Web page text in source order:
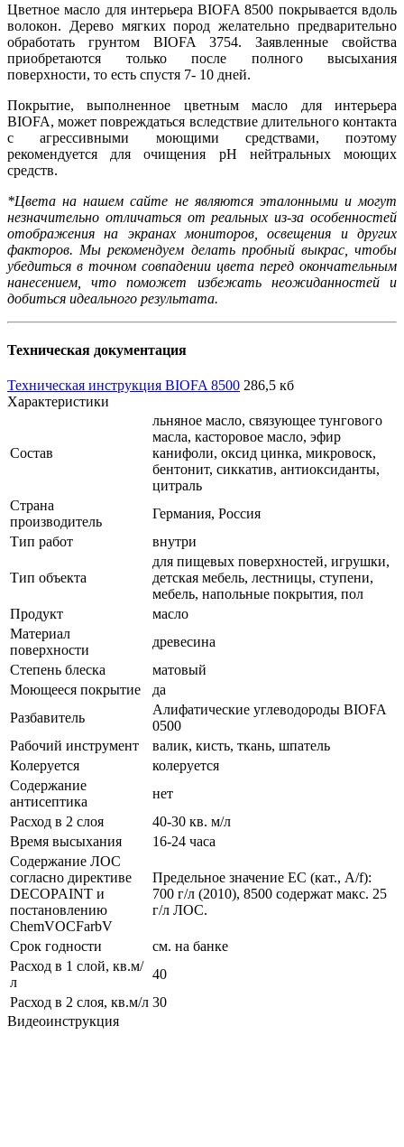
Цветное масло для интерьера BIOFA 8500 покрывается вдоль
волокон. Дерево мягких пород желательно предварительно
обработать грунтом BIOFA 3754. Заявленные свойства
приобретаются только после полного высыхания
поверхности, то есть спустя 7- 10 дней.
Покрытие, выполненное цветным масло для интерьера
BIOFA, может повреждаться вследствие длительного контакта
с агрессивными моющими средствами, поэтому
рекомендуется для очищения pH нейтральных моющих
средств.
*Цвета на нашем сайте не являются эталонными и могут
незначительно отличаться от реальных из-за особенностей
отображения на экранах мониторов, освещения и других
факторов. Мы рекомендуем делать пробный выкрас, чтобы
убедиться в точном совпадении цвета перед окончательным
нанесением, что поможет избежать неожиданностей и
добиться идеального результата.
Техническая документация
Техническая инструкция BIOFA 8500 286,5 кб
Характеристики
Состав
льняное масло, связующее тунгового
масла, касторовое масло, эфир
канифоли, оксид цинка, микровоск,
бентонит, сиккатив, антиоксиданты,
цитраль
Страна
производитель
Германия, Россия
Тип работ
внутри
Тип объекта
для пищевых поверхностей, игрушки,
детская мебель, лестницы, ступени,
мебель, напольные покрытия, пол
Продукт
масло
Материал
поверхности
древесина
Степень блеска
матовый
Моющееся покрытие
да
Разбавитель
Алифатические углеводороды BIOFA
0500
Рабочий инструмент
валик, кисть, ткань, шпатель
Колеруется
колеруется
Содержание
антисептика
нет
Расход в 2 слоя
40-30 кв. м/л
Время высыхания
16-24 часа
Содержание ЛОС
согласно директиве
DECOPAINT и
постановлению
ChemVOCFarbV
Предельное значение ЕС (кат., A/f):
700 г/л (2010), 8500 содержат макс. 25
г/л ЛОС.
Срок годности
см. на банке
Расход в 1 слой, кв.м/
л
40
Расход в 2 слоя, кв.м/л 30
Видеоинструкция